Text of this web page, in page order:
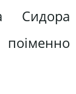
Сидора